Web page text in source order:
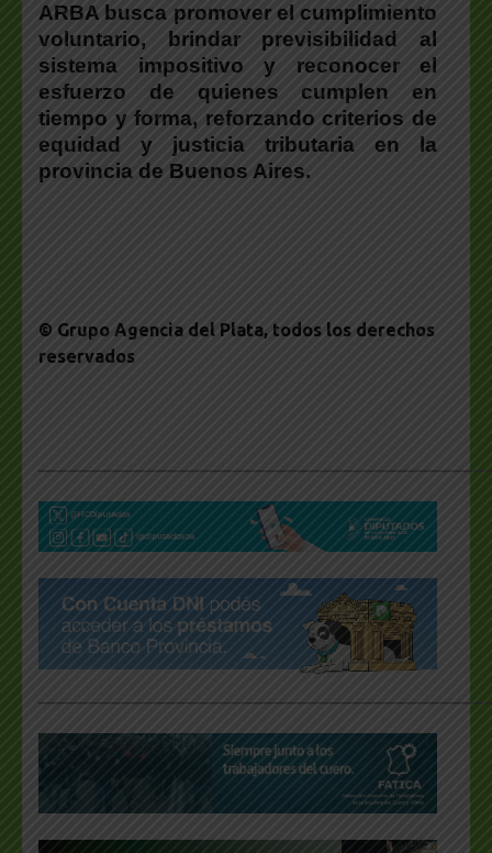
ARBA busca promover el cumplimiento
voluntario, brindar previsibilidad al
sistema impositivo y reconocer el
esfuerzo de quienes cumplen en
tiempo y forma, reforzando criterios de
equidad y justicia tributaria en la
provincia de Buenos Aires.
© Grupo Agencia del Plata, todos los derechos
reservados